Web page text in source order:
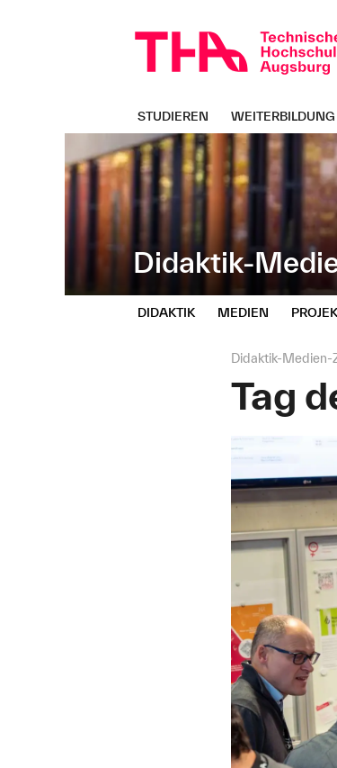
überspringen
Didaktik-
STUDIEREN WEITERBILDUNG
DIDAKTIK MEDIEN
Seitenpfad:
Didaktik-Medien-
Tag